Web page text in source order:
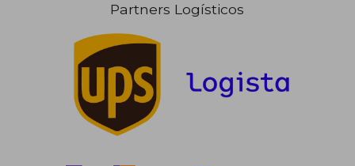
Partners Logísticos